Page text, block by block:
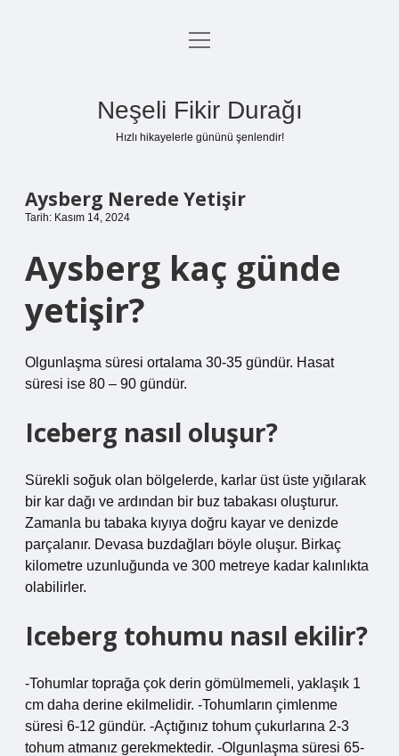
Anasayfa
menüyü
Neşeli Fikir Durağı
Hızlı hikayelerle gününü şenlendir!
Aysberg Nerede Yetişir
Tarih: Kasım 14, 2024
Aysberg kaç günde
yetişir?
Olgunlaşma süresi ortalama 30-35 gündür. Hasat
süresi ise 80 – 90 gündür.
Iceberg nasıl oluşur?
Sürekli soğuk olan bölgelerde, karlar üst üste yığılarak
bir kar dağı ve ardından bir buz tabakası oluşturur.
Zamanla bu tabaka kıyıya doğru kayar ve denizde
parçalanır. Devasa buzdağları böyle oluşur. Birkaç
kilometre uzunluğunda ve 300 metreye kadar kalınlıkta
olabilirler.
Iceberg tohumu nasıl ekilir?
-Tohumlar toprağa çok derin gömülmemeli, yaklaşık 1
cm daha derine ekilmelidir. -Tohumların çimlenme
süresi 6-12 gündür. -Açtığınız tohum çukurlarına 2-3
tohum atmanız gerekmektedir. -Olgunlaşma süresi 65-